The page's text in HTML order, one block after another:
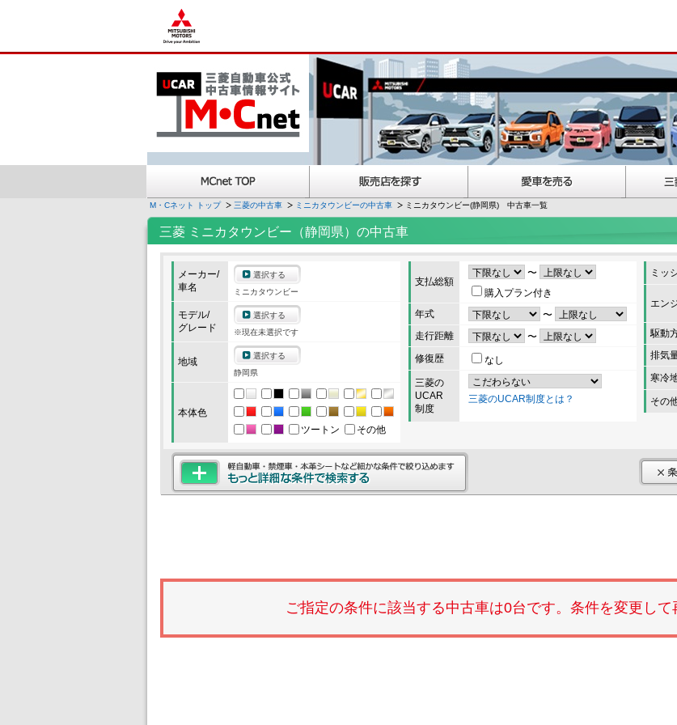
M・Cネット トップ 三菱の中古車 ミニカタウンビーの中古車 ミニカタウンビー(静岡県) 中古車一覧
三菱 ミニカタウンビー（静岡県）の中古車
メーカー/
車名
選択する
ミニカタウンビー
モデル/
グレード
選択する
※現在未選択です
地域
選択する
静岡県
本体色
ツートン
その他
支払総額
〜
購入プラン付き
年式
〜
走行距離
〜
修復歴
なし
三菱の
UCAR
制度
三菱のUCAR制度とは？
ミッ
エン
駆動
排気
寒冷
その
ご指定の条件に該当する中古車は0台です。条件を変更して